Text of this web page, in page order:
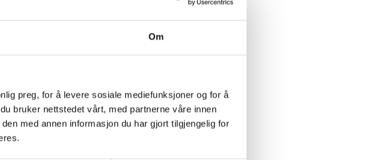
Om
preg, for å levere sosiale mediefunksjoner og for å
bruker nettstedet vårt, med partnerne våre innen
med annen informasjon du har gjort tilgjengelig for